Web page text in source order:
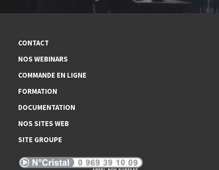
CONTACT
NOS WEBINARS
COMMANDE EN LIGNE
FORMATION
DOCUMENTATION
NOS SITES WEB
SITE GROUPE